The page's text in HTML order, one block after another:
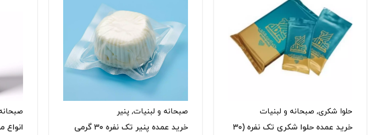
حلوا شکری, صبحانه و لبنیات
خرید عمده حلوا شکری تک نفره (۳۰
صبحانه و لبنیات,پنیر
خرید عمده پنیر تک نفره ۳۰ گرمی
انواع